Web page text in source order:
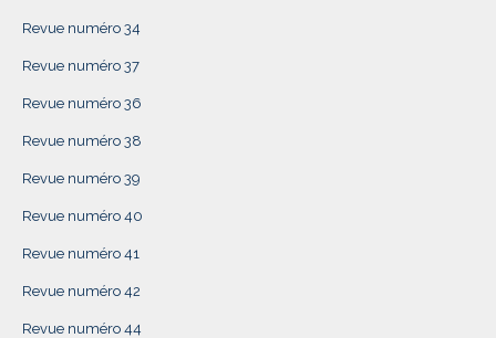
Revue numéro 34
Revue numéro 37
Revue numéro 36
Revue numéro 38
Revue numéro 39
Revue numéro 40
Revue numéro 41
Revue numéro 42
Revue numéro 44